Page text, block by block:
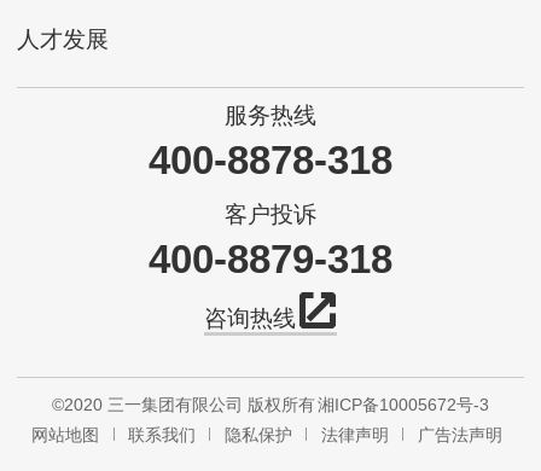
人才发展
服务热线
400-8878-318
客户投诉
400-8879-318
咨询热线
©2020 三一集团有限公司 版权所有湘ICP备10005672号-3
网站地图
联系我们 隐私保护 法律声明 广告法声明